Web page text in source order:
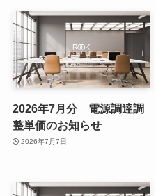
2026年7月分 電源調達調
整単価のお知らせ
2026年7月7日